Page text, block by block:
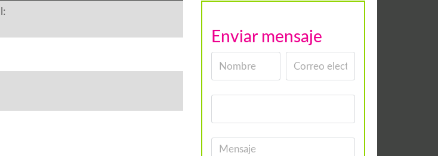
Enviar mensaje